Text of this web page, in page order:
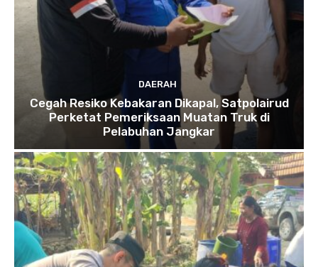
DAERAH
Cegah Resiko Kebakaran Dikapal, Satpolairud
Perketat Pemeriksaan Muatan Truk di
Pelabuhan Jangkar